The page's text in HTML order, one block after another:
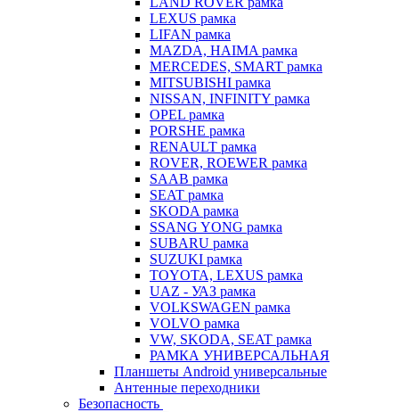
LEXUS рамка
LIFAN рамка
MAZDA, HAIMA рамка
MERCEDES, SMART рамка
MITSUBISHI рамка
NISSAN, INFINITY рамка
OPEL рамка
PORSHE рамка
RENAULT рамка
ROVER, ROEWER рамка
SAAB рамка
SEAT рамка
SKODA рамка
SSANG YONG рамка
SUBARU рамка
SUZUKI рамка
TOYOTA, LEXUS рамка
UAZ - УАЗ рамка
VOLKSWAGEN рамка
VOLVO рамка
VW, SKODA, SEAT рамка
РАМКА УНИВЕРСАЛЬНАЯ
Планшеты Android универсальные
Антенные переходники
Безопасность